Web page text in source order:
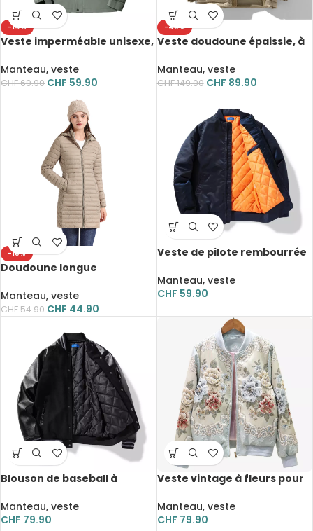
-14%
Veste imperméable unisexe,
Manteau, veste
CHF69.90 CHF 59.90
-40%
Veste doudoune épaissie, à
décontractée, parka
rembourrée
Manteau, veste
CHF149.00 CHF 89.90
-18%
Doudoune longue
ultralégère, avec sac de
rangement
Manteau, veste
CHF54.90 CHF 44.90
Veste de pilote rembourrée
blouson d’aviateur, Bomber
Manteau, veste
CHF 59.90
Blouson de baseball à
rembourré, veste Teddy
Manteau, veste
CHF 79.90
Veste vintage à fleurs pour
Manteau, veste
CHF 79.90